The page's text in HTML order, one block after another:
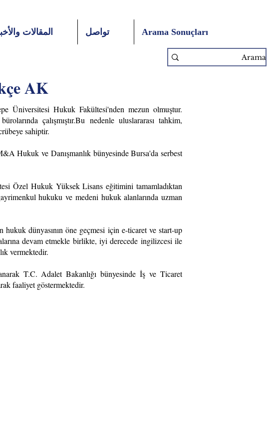
المقالات تواصل Arama Sonuçları
AK
Üniversitesi Hukuk Fakültesi'nden mezun olmuştur.
çalışmıştır.Bu nedenle uluslararası tahkim,
sahiptir.
Hukuk ve Danışmanlık bünyesinde Bursa'da serbest
Özel Hukuk Yüksek Lisans eğitimini tamamladıktan
hukuku ve medeni hukuk alanlarında uzman
dünyasının öne geçmesi için e-ticaret ve start-up
devam etmekle birlikte, iyi derecede ingilizcesi ile
vermektedir.
T.C. Adalet Bakanlığı bünyesinde İş ve Ticaret
faaliyet göstermektedir.